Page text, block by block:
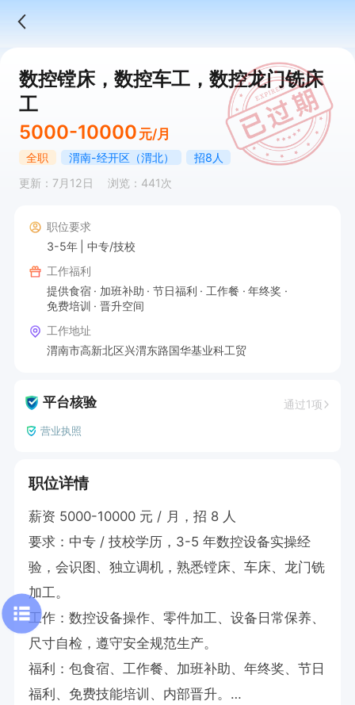
数控镗床，数控车工，数控龙门铣床
工
5000-10000 元/月
全职 渭南-经开区（渭北）
招8人
更新：7月12日
浏览：441次
职位要求
3-5年
中专/技校
工作福利
提供食宿
加班补助 节日福利 工作餐
年终奖
免费培训
晋升空间
工作地址
渭南市高新北区兴渭东路国华基业科工贸
平台核验 通过1项
营业执照
职位详情
薪资 5000-10000 元 / 月，招 8 人
要求：中专 / 技校学历，3-5 年数控设备实操经
验，会识图、独立调机，熟悉镗床、车床、龙门铣
加工。
工作：数控设备操作、零件加工、设备日常保养、
尺寸自检，遵守安全规范生产。
福利：包食宿、工作餐、加班补助、年终奖、节日
福利、免费技能培训、内部晋升。